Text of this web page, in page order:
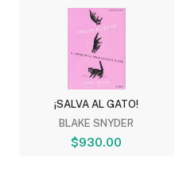
¡SALVA AL GATO!
BLAKE SNYDER
$930.00